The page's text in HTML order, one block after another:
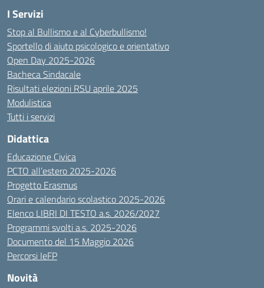
I Servizi
Stop al Bullismo e al Cyberbullismo!
Sportello di aiuto psicologico e orientativo
Open Day 2025-2026
Bacheca Sindacale
Risultati elezioni RSU aprile 2025
Modulistica
Tutti i servizi
Didattica
Educazione Civica
PCTO all’estero 2025-2026
Progetto Erasmus
Orari e calendario scolastico 2025-2026
Elenco LIBRI DI TESTO a.s. 2026/2027
Programmi svolti a.s. 2025-2026
Documento del 15 Maggio 2026
Percorsi IeFP
Novità